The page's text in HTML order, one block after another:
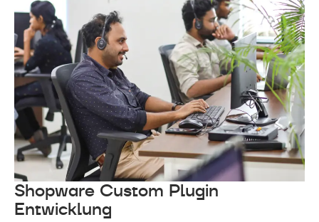
Shopware Custom Plugin
Entwicklung